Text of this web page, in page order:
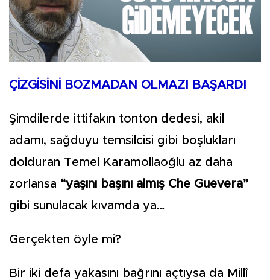
ÇİZGİSİNİ BOZMADAN OLMAZI BAŞARDI
Şimdilerde ittifakın tonton dedesi, akil
adamı, sağduyu temsilcisi gibi boşlukları
dolduran Temel Karamollaoğlu az daha
zorlansa “yaşını başını almış Che Guevera”
gibi sunulacak kıvamda ya…
Gerçekten öyle mi?
Bir iki defa yakasını bağrını açtıysa da Millî